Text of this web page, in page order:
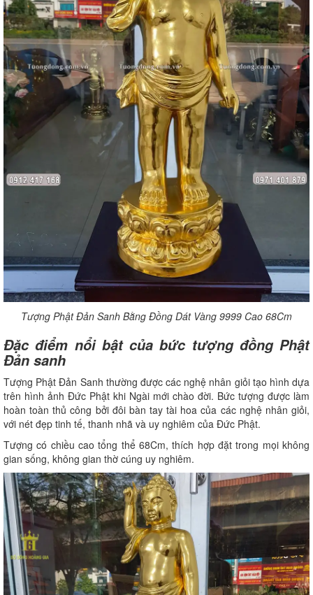
Tượng Phật Đản Sanh Bằng Đồng Dát Vàng 9999 Cao 68Cm
Đặc điểm nổi bật của bức tượng đồng Phật
Đản sanh
Tượng Phật Đản Sanh thường được các nghệ nhân giỏi tạo hình dựa
trên hình ảnh Đức Phật khi Ngài mới chào đời. Bức tượng được làm
hoàn toàn thủ công bởi đôi bàn tay tài hoa của các nghệ nhân giỏi,
với nét đẹp tinh tế, thanh nhã và uy nghiêm của Đức Phật.
Tượng có chiều cao tổng thể 68Cm, thích hợp đặt trong mọi không
gian sống, không gian thờ cúng uy nghiêm.